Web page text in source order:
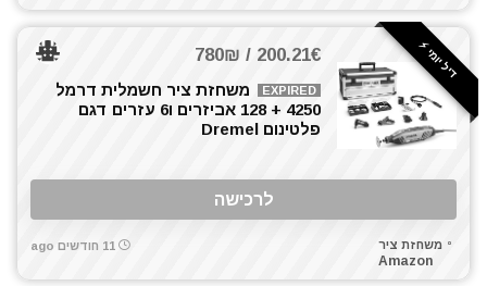
דיל יומי ⚡️ 200.21€ / 780₪
EXPIRED
משחזת ציר חשמלית דרמל
4250 + 128 אביזרים ו6 עזרים דגם
פלטינום Dremel
לרכישה
משחזת ציר
Amazon
11 חודשים ago